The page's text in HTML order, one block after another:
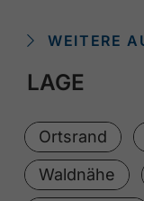
WEITERE
LAGE
Ortsrand
Waldnähe